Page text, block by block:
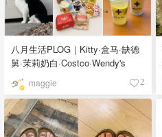
八月生活PLOG｜Kitty·盒马·缺德
舅·茉莉奶白·Costco·Wendy's
maggie 2